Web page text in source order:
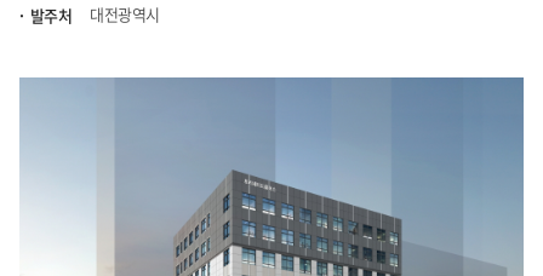
발주처
대전광역시